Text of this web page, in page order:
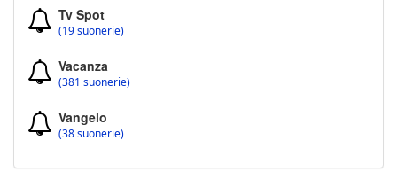
Tv Spot
(19 suonerie)
Vacanza
(381 suonerie)
Vangelo
(38 suonerie)